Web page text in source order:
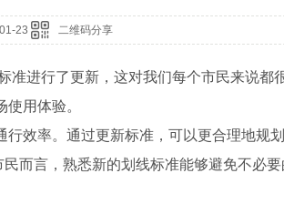
23 二维码分享
准进行了更新，这对我们每个市民来说都
用体验。
效率。通过更新标准，可以更合理地规
而言，熟悉新的划线标准能够避免不必